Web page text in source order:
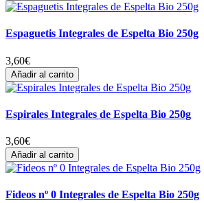
Espaguetis Integrales de Espelta Bio 250g
3,60€
Añadir al carrito
Espirales Integrales de Espelta Bio 250g
3,60€
Añadir al carrito
Fideos nº 0 Integrales de Espelta Bio 250g